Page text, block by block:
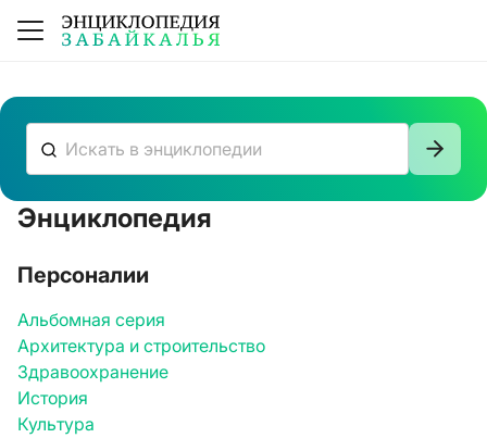
К сожалению, ничего не нашлось
Энциклопедия
Персоналии
Альбомная серия
Архитектура и строительство
Здравоохранение
История
Культура